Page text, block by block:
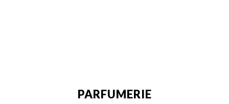
PARFUMERIE